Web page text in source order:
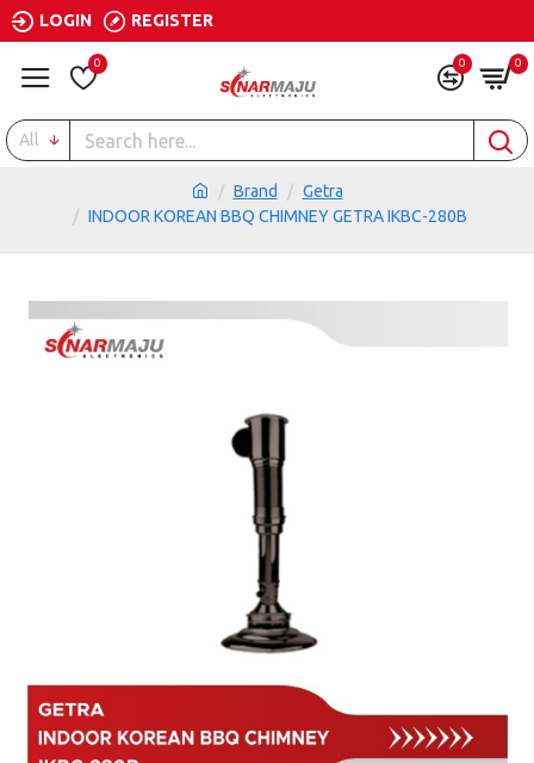
LOGIN REGISTER
0 0 0
All
Brand
Getra
INDOOR KOREAN BBQ CHIMNEY GETRA IKBC-280B